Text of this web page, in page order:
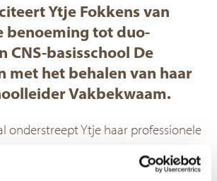
Ytje Fokkens van
benoeming tot duo-
CNS-basisschool De
met het behalen van haar
Vakbekwaam.
onderstreept Ytje haar professionele
inzet voor voor kwalitatief goed
We zijn ontzettend trots en